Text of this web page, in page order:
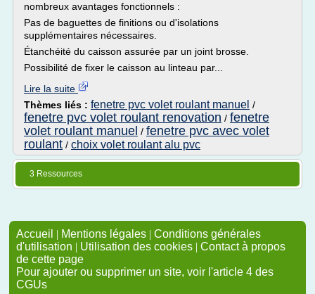
nombreux avantages fonctionnels :
Pas de baguettes de finitions ou d'isolations
supplémentaires nécessaires.
Étanchéité du caisson assurée par un joint brosse.
Possibilité de fixer le caisson au linteau par...
Lire la suite
Thèmes liés : fenetre pvc volet roulant manuel /
fenetre pvc volet roulant renovation / fenetre
volet roulant manuel / fenetre pvc avec volet
roulant / choix volet roulant alu pvc
3 Ressources
Accueil | Mentions légales | Conditions générales
d'utilisation | Utilisation des cookies | Contact à propos
de cette page
Pour ajouter ou supprimer un site, voir l'article 4 des
CGUs